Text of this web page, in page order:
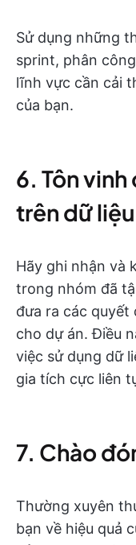
Sử dụng những
sprint, phân
lĩnh vực cần cải
của bạn.
6. Tôn
trên dữ liệu
Hãy ghi nhận và
trong nhóm đã
đưa ra các quyết
cho dự án. Điều
việc sử dụng dữ
gia tích cực liên
7. Chào
Thường xuyên
bạn về hiệu quả